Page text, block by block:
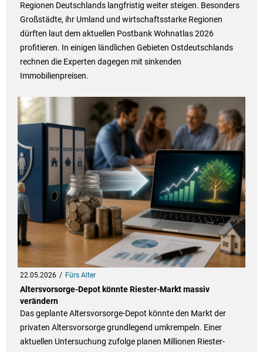
Regionen Deutschlands langfristig weiter steigen. Besonders
Großstädte, ihr Umland und wirtschaftsstarke Regionen
dürften laut dem aktuellen Postbank Wohnatlas 2026
profitieren. In einigen ländlichen Gebieten Ostdeutschlands
rechnen die Experten dagegen mit sinkenden
Immobilienpreisen.
22.05.2026 Fürs Alter
Altersvorsorge-Depot könnte Riester-Markt massiv
verändern
Das geplante Altersvorsorge-Depot könnte den Markt der
privaten Altersvorsorge grundlegend umkrempeln. Einer
aktuellen Untersuchung zufolge planen Millionen Riester-